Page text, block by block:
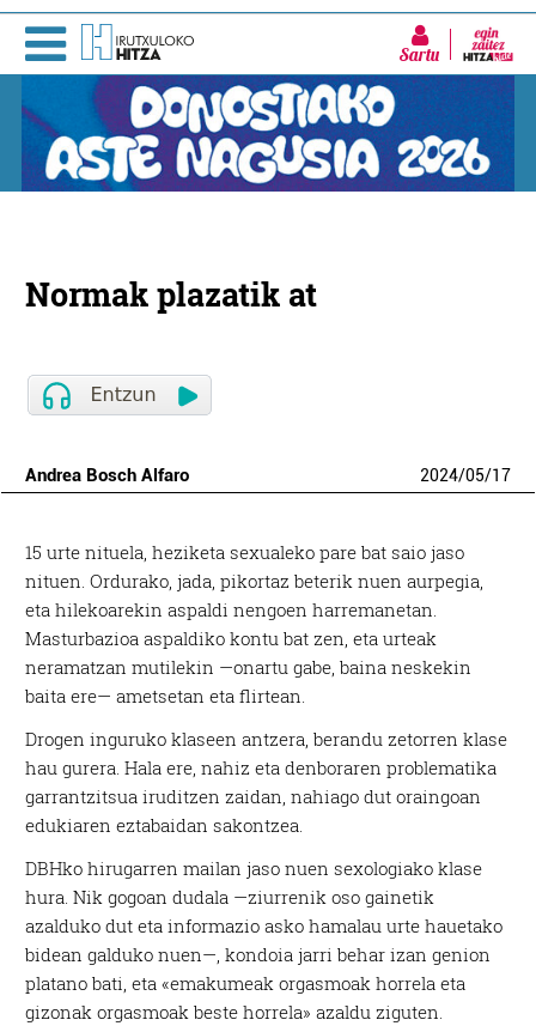
Sartu
Normak plazatik at
Andrea Bosch Alfaro 2024/05/17
15 urte nituela, heziketa sexualeko pare bat saio jaso
nituen. Ordurako, jada, pikortaz beterik nuen aurpegia,
eta hilekoarekin aspaldi nengoen harremanetan.
Masturbazioa aspaldiko kontu bat zen, eta urteak
neramatzan mutilekin —onartu gabe, baina neskekin
baita ere— ametsetan eta flirtean.
Drogen inguruko klaseen antzera, berandu zetorren klase
hau gurera. Hala ere, nahiz eta denboraren problematika
garrantzitsua iruditzen zaidan, nahiago dut oraingoan
edukiaren eztabaidan sakontzea.
DBHko hirugarren mailan jaso nuen sexologiako klase
hura. Nik gogoan dudala —ziurrenik oso gainetik
azalduko dut eta informazio asko hamalau urte hauetako
bidean galduko nuen—, kondoia jarri behar izan genion
platano bati, eta «emakumeak orgasmoak horrela eta
gizonak orgasmoak beste horrela» azaldu ziguten.